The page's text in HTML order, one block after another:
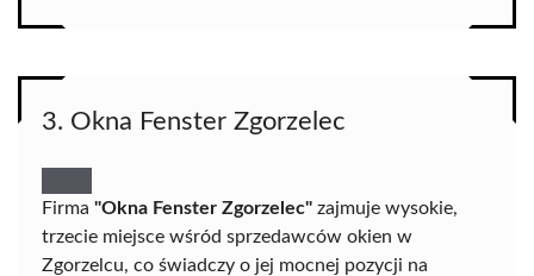
3. Okna Fenster Zgorzelec
Firma "Okna Fenster Zgorzelec" zajmuje wysokie,
trzecie miejsce wśród sprzedawców okien w
Zgorzelcu, co świadczy o jej mocnej pozycji na